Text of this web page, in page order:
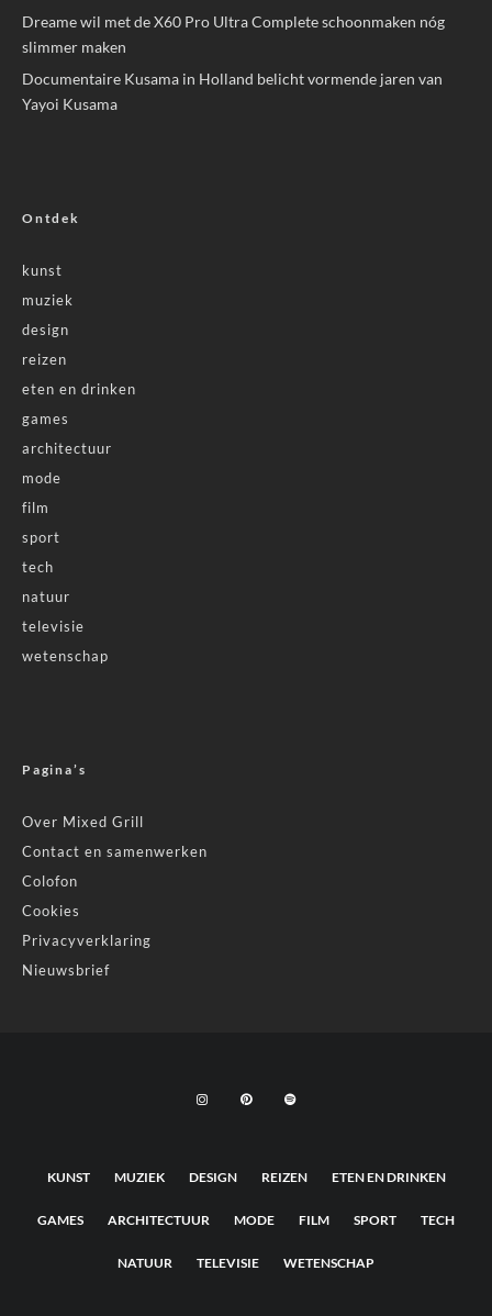
Dreame wil met de X60 Pro Ultra Complete schoonmaken nóg
slimmer maken
Documentaire Kusama in Holland belicht vormende jaren van
Yayoi Kusama
Ontdek
kunst
muziek
design
reizen
eten en drinken
games
architectuur
mode
film
sport
tech
natuur
televisie
wetenschap
Pagina’s
Over Mixed Grill
Contact en samenwerken
Colofon
Cookies
Privacyverklaring
Nieuwsbrief
KUNST MUZIEK DESIGN REIZEN ETEN EN DRINKEN
GAMES ARCHITECTUUR MODE FILM SPORT TECH
NATUUR TELEVISIE WETENSCHAP